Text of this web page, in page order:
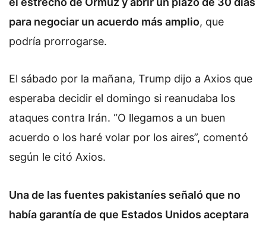
para negociar un acuerdo más amplio, que
podría prorrogarse.
El sábado por la mañana, Trump dijo a Axios que
esperaba decidir el domingo si reanudaba los
ataques contra Irán. “O llegamos a un buen
acuerdo o los haré volar por los aires”, comentó
según le citó Axios.
Una de las fuentes pakistaníes señaló que no
había garantía de que Estados Unidos aceptara